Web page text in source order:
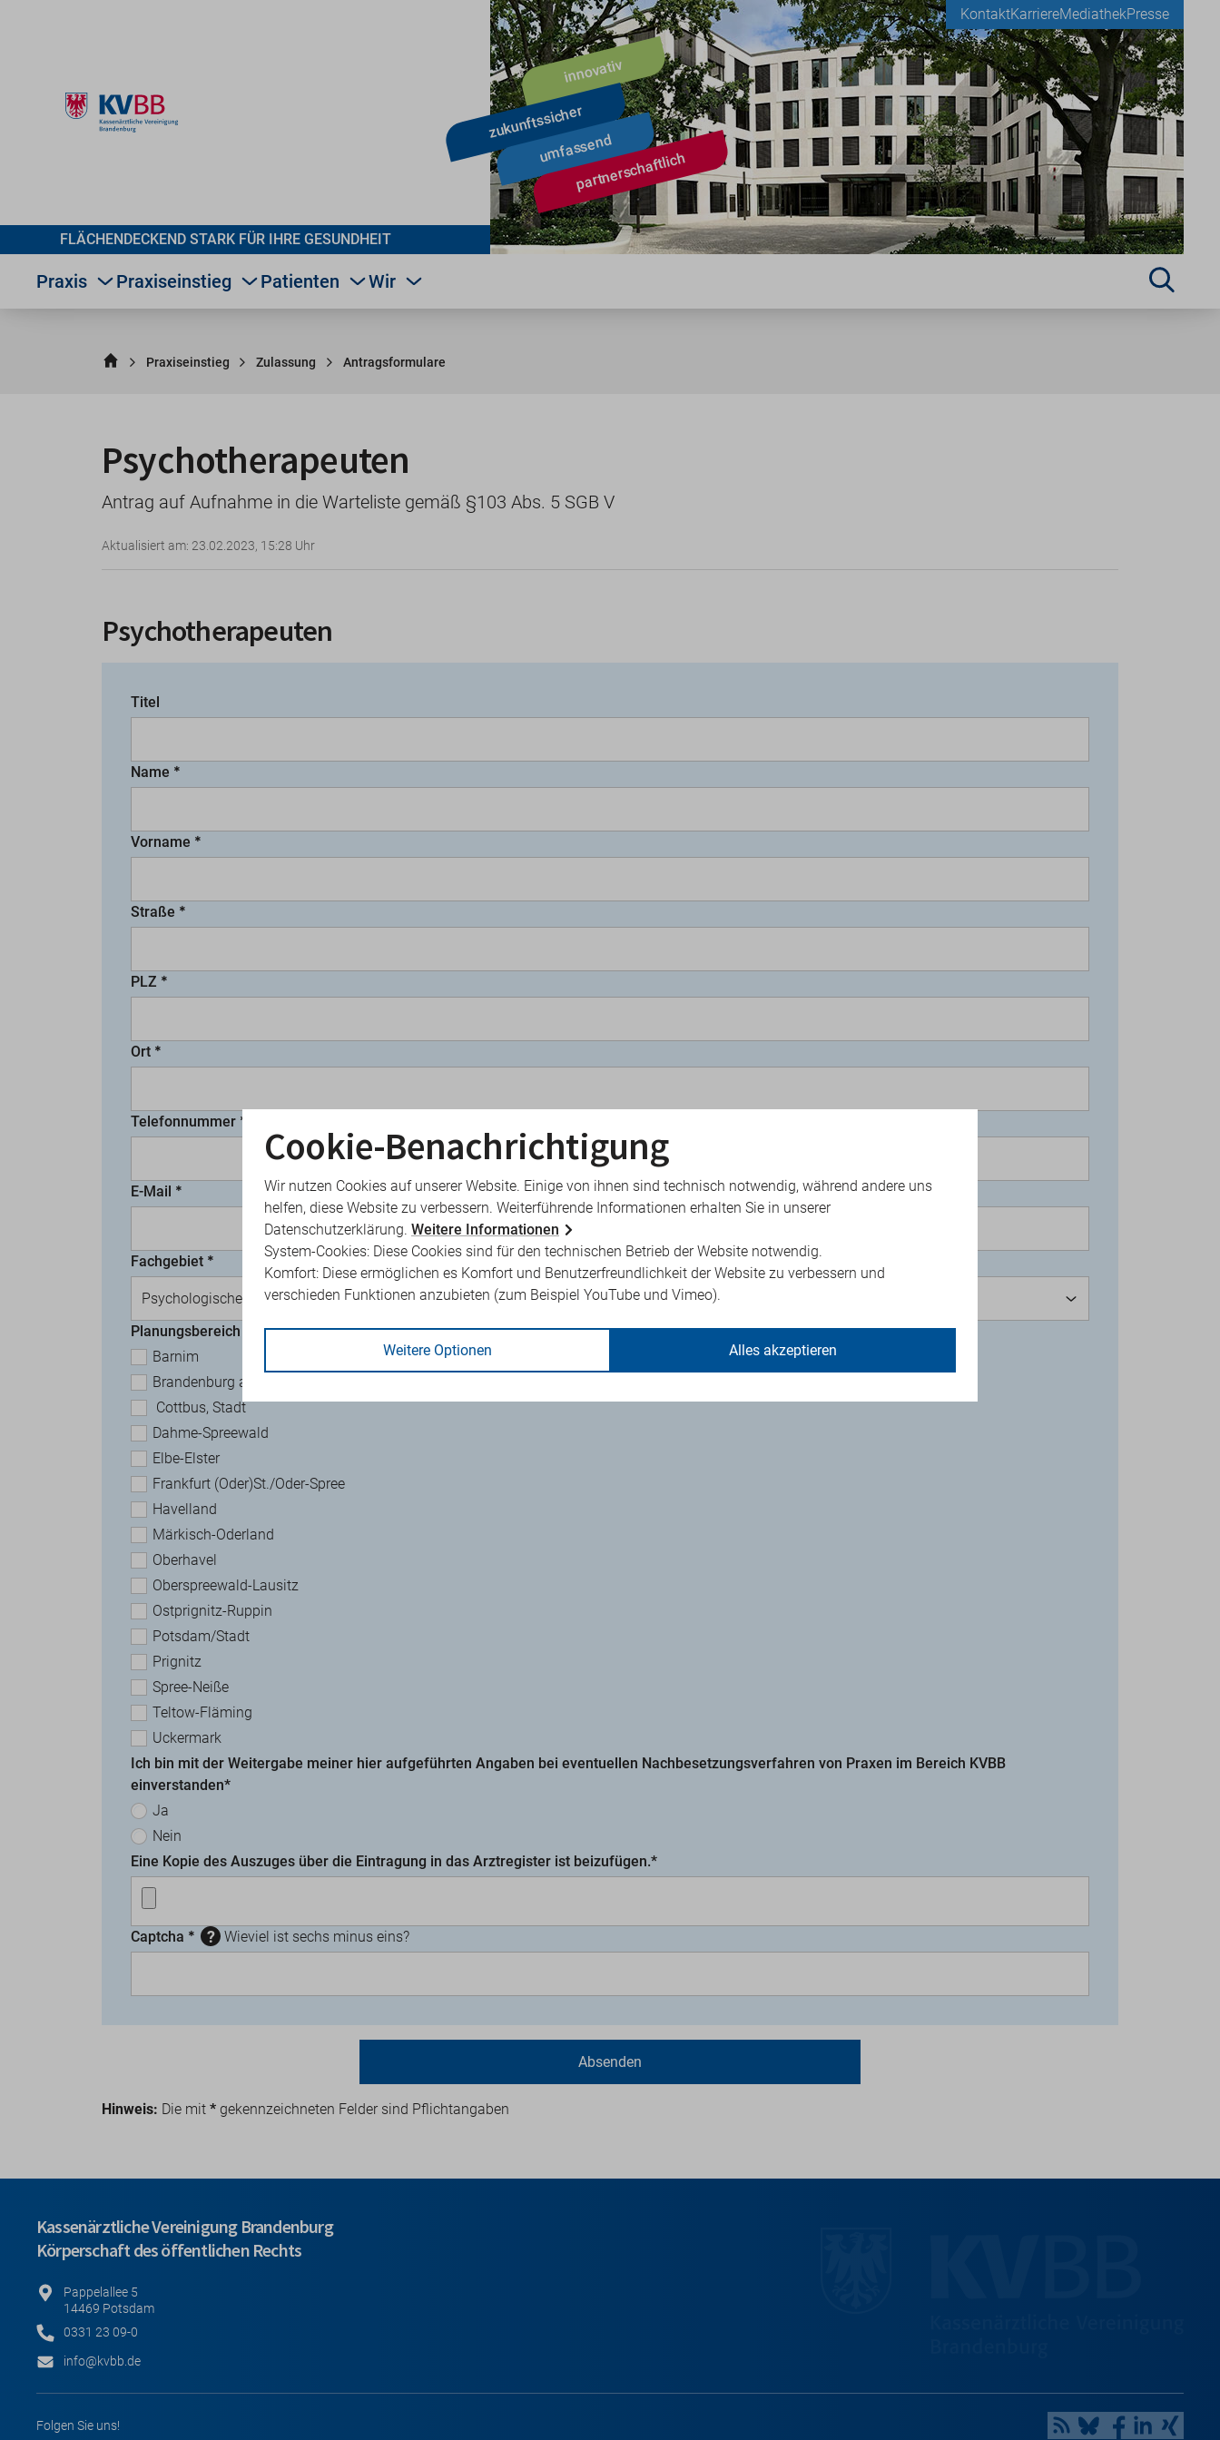
FLÄCHENDECKEND STARK FÜR IHRE GESUNDHEIT
Praxis Praxiseinstieg Patienten Wir
KontaktKarriereMediathekPresse
Praxiseinstieg Zulassung Antragsformulare
Psychotherapeuten
Antrag auf Aufnahme in die Warteliste gemäß §103 Abs. 5 SGB V
Aktualisiert am: 23.02.2023, 15:28 Uhr
Psychotherapeuten
Titel
Name
Vorname
Straße
PLZ
Ort
Telefonnummer
E-Mail
Fachgebiet
Psychologische Psychotherapie
Planungsbereich
Barnim
Brandenburg a.d.H./St./Potsdam-Mittelmark
Cottbus, Stadt
Dahme-Spreewald
Elbe-Elster
Frankfurt (Oder)St./Oder-Spree
Havelland
Märkisch-Oderland
Oberhavel
Oberspreewald-Lausitz
Ostprignitz-Ruppin
Potsdam/Stadt
Prignitz
Spree-Neiße
Teltow-Fläming
Uckermark
Ich bin mit der Weitergabe meiner hier aufgeführten Angaben bei eventuellen Nachbesetzungsverfahren von Praxen im Bereich KVBB
einverstanden*
Ja
Nein
Eine Kopie des Auszuges über die Eintragung in das Arztregister ist beizufügen.*
Captcha Wieviel ist sechs minus eins?
Absenden
Hinweis: Die mit * gekennzeichneten Felder sind Pflichtangaben
Kassenärztliche Vereinigung Brandenburg
Körperschaft des öffentlichen Rechts
Pappelallee 5
14469 Potsdam
0331 23 09-0
info@kvbb.de
Folgen Sie uns!
Cookie-Benachrichtigung
Wir nutzen Cookies auf unserer Website. Einige von ihnen sind technisch notwendig, während andere uns
helfen, diese Website zu verbessern. Weiterführende Informationen erhalten Sie in unserer
Datenschutzerklärung. Weitere Informationen
System-Cookies: Diese Cookies sind für den technischen Betrieb der Website notwendig.
Komfort: Diese ermöglichen es Komfort und Benutzerfreundlichkeit der Website zu verbessern und
verschieden Funktionen anzubieten (zum Beispiel YouTube und Vimeo).
Weitere Optionen Alles akzeptieren